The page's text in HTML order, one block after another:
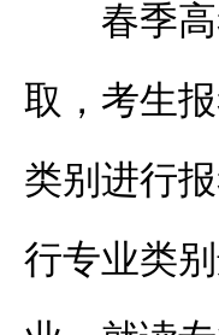
春季
取，考生
类别进行
行专业类